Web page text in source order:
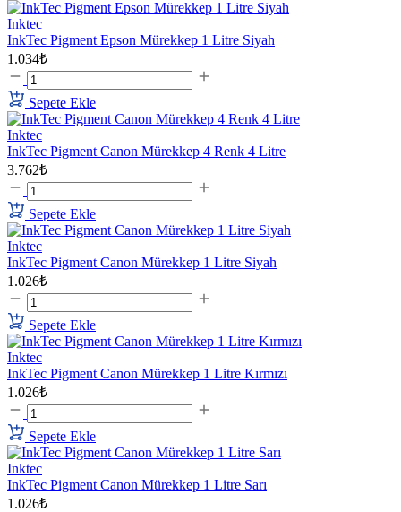
Inktec
InkTec Pigment Epson Mürekkep 1 Litre Siyah
1.034₺
Sepete Ekle
Inktec
InkTec Pigment Canon Mürekkep 4 Renk 4 Litre
3.762₺
Sepete Ekle
Inktec
InkTec Pigment Canon Mürekkep 1 Litre Siyah
1.026₺
Sepete Ekle
Inktec
InkTec Pigment Canon Mürekkep 1 Litre Kırmızı
1.026₺
Sepete Ekle
Inktec
InkTec Pigment Canon Mürekkep 1 Litre Sarı
1.026₺